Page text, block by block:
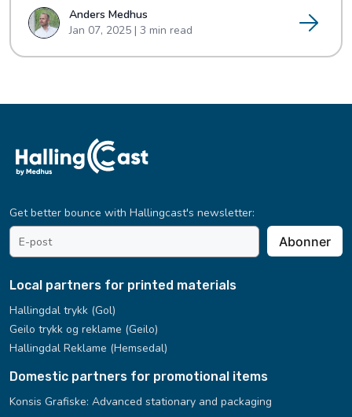
Anders Medhus
Jan 07, 2025 | 3 min read
Local partners for printed materials
Hallingdal trykk (Gol)
Geilo trykk og reklame (Geilo)
Hallingdal Reklame (Hemsedal)
Domestic partners for promotional items
Konsis Grafiske: Advanced stationary and packaging
Get better bounce with Hallingcast's newsletter:
email
address
*
Abonner